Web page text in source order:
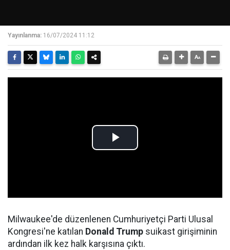
Yayınlanma: 16/07/2024 11:12
Milwaukee'de düzenlenen Cumhuriyetçi Parti Ulusal
Kongresi'ne katılan Donald Trump suikast girişiminin
ardından ilk kez halk karşısına çıktı.